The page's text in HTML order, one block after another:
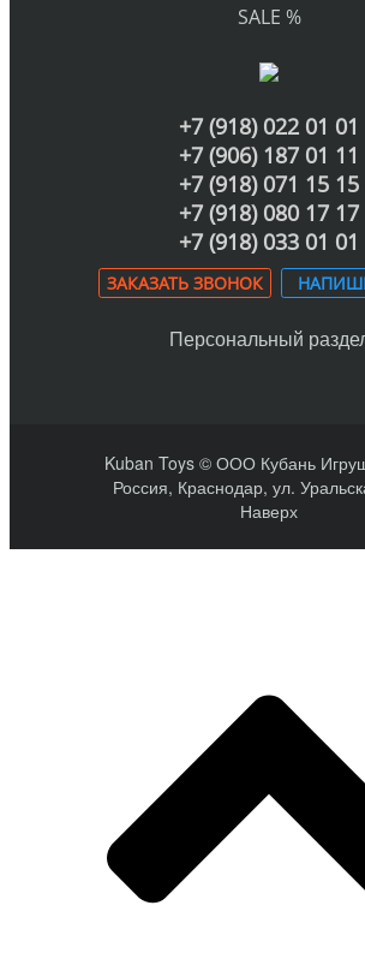
SALE %
+7 (918) 022 01 01
+7 (906) 187 01 11
+7 (918) 071 15 15
+7 (918) 080 17 17
+7 (918) 033 01 01
ЗАКАЗАТЬ ЗВОНОК
Персональный
Kuban Toys © ООО Кубань
Россия, Краснодар, ул.
Наверх